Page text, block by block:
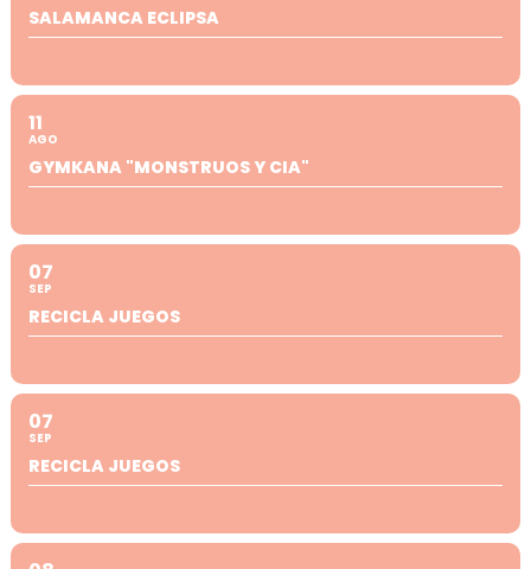
SALAMANCA ECLIPSA
11
AGO
GYMKANA "MONSTRUOS Y CIA"
07
SEP
RECICLA JUEGOS
07
SEP
RECICLA JUEGOS